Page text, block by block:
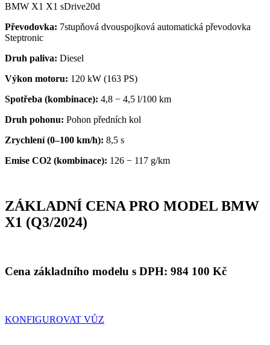
BMW X1 X1 sDrive20d
Převodovka: 7stupňová dvouspojková automatická převodovka
Steptronic
Druh paliva: Diesel
Výkon motoru: 120 kW (163 PS)
Spotřeba (kombinace): 4,8 − 4,5 l/100 km
Druh pohonu: Pohon předních kol
Zrychlení (0–100 km/h): 8,5 s
Emise CO2 (kombinace): 126 − 117 g/km
ZÁKLADNÍ CENA PRO MODEL BMW
X1 (Q3/2024)
Cena základního modelu s DPH: 984 100 Kč
KONFIGUROVAT VŮZ